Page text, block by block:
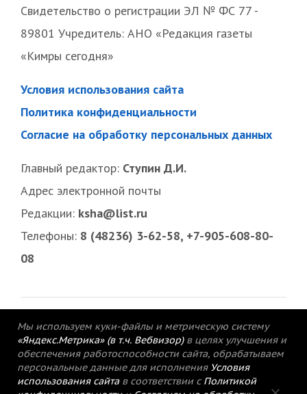
Свидетельство о регистрации ЭЛ № ФС 77 -
89801 Учредитель: АНО «Редакция газеты
«Кимры сегодня»
Условия использования сайта
Политика конфиденциальности
Согласие на обработку персональных данных
Главный редактор: Ступин Д.И.
Адрес электронной почты
Редакции: ksha@list.ru
Телефоны: 8 (48236) 3-62-58, +7-905-608-80-
08
Мы используем куки-файлы и метрическую систему
«Яндекс.Метрика» (в т.ч. Вебвизор) в целях улучшения и
обеспечения работоспособности сайта, обрабатываем
персональные данные для исполнения Условия
использования сайтав соответствии с Политикой